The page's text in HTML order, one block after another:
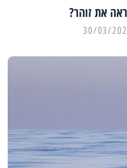
את זוהר?